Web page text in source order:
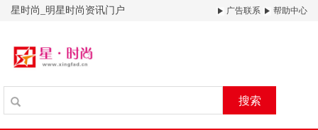
星时尚_明星时尚资讯门户 广告联系 帮助中心
搜索